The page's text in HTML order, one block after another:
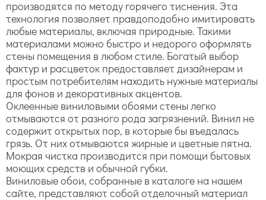
производятся по методу горячего тиснения. Эта
технология позволяет правдоподобно имитировать
любые материалы, включая природные. Такими
материалами можно быстро и недорого оформлять
стены помещения в любом стиле. Богатый выбор
фактур и расцветок предоставляет дизайнерам и
простым потребителям находить нужные материалы
для фонов и декоративных акцентов.
Оклеенные виниловыми обоями стены легко
отмываются от разного рода загрязнений. Винил не
содержит открытых пор, в которые бы въедалась
грязь. От них отмываются жирные и цветные пятна.
Мокрая чистка производится при помощи бытовых
моющих средств и обычной губки.
Виниловые обои, собранные в каталоге на нашем
сайте, представляют собой отделочный материал